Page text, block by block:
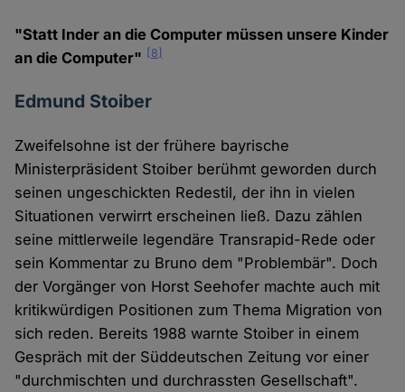
"Statt Inder an die Computer müssen unsere Kinder
an die Computer"
[8]
Edmund Stoiber
Zweifelsohne ist der frühere bayrische
Ministerpräsident Stoiber berühmt geworden durch
seinen ungeschickten Redestil, der ihn in vielen
Situationen verwirrt erscheinen ließ. Dazu zählen
seine mittlerweile legendäre Transrapid-Rede oder
sein Kommentar zu Bruno dem "Problembär". Doch
der Vorgänger von Horst Seehofer machte auch mit
kritikwürdigen Positionen zum Thema Migration von
sich reden. Bereits 1988 warnte Stoiber in einem
Gespräch mit der Süddeutschen Zeitung vor einer
"durchmischten und durchrassten Gesellschaft".